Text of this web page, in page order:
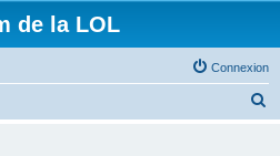
de la LOL
Connexion